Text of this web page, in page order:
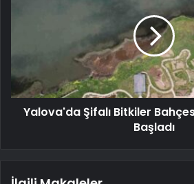
Yalova'da Şifalı Bitkiler
Başladı